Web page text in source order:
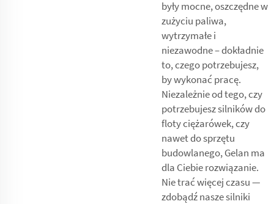
były mocne, oszczędne w
zużyciu paliwa,
wytrzymałe i
niezawodne – dokładnie
to, czego potrzebujesz,
by wykonać pracę.
Niezależnie od tego, czy
potrzebujesz silników do
floty ciężarówek, czy
nawet do sprzętu
budowlanego, Gelan ma
dla Ciebie rozwiązanie.
Nie trać więcej czasu —
zdobądź nasze silniki